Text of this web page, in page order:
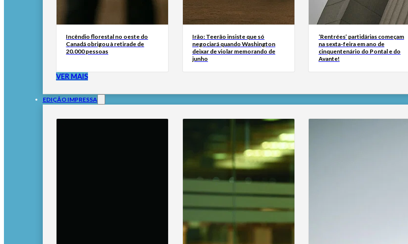
Incêndio florestal no oeste do
Canadá obrigou à retirade de
20.000 pessoas
Irão: Teerão insiste que só
negociará quando Washington
deixar de violar memorando de
junho
‘Rentrées’ partidárias começam
na sexta-feira em ano de
cinquentenário do Pontal e do
Avante!
VER MAIS
EDIÇÃO IMPRESSA